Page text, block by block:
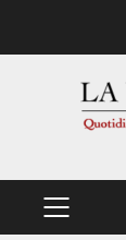
PRIMÄRES